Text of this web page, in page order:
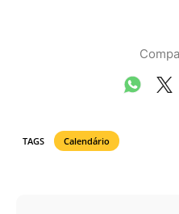
TAGS Calendário